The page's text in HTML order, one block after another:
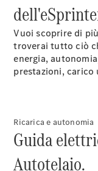
Tutte le
Marco Polo
Classe V
Marco Polo
HORIZON
Mercedes-
Benz Store
Vuoi scoprire di
troverai tutto ciò
energia,
prestazioni,
Ricarica e autonomia
Guida
Autotelaio.